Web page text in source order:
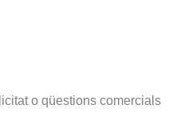
o qüestions comercials